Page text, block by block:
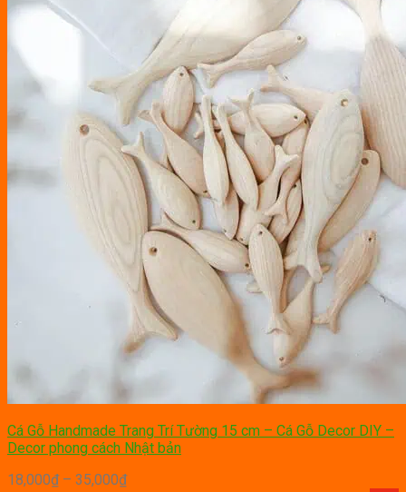
Cá Gỗ Handmade Trang Trí Tường 15 cm – Cá Gỗ Decor DIY –
Decor phong cách Nhật bản
18,000₫ – 35,000₫Price